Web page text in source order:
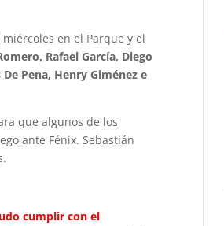
en el Parque y el
Rafael García, Diego
Pena, Henry Giménez e
que algunos de los
ante Fénix. Sebastián
cumplir con el